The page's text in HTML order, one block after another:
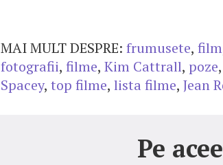
MAI MULT DESPRE: frumusete, film
fotografii, filme, Kim Cattrall, poze,
Spacey, top filme, lista filme, Jean
Pe